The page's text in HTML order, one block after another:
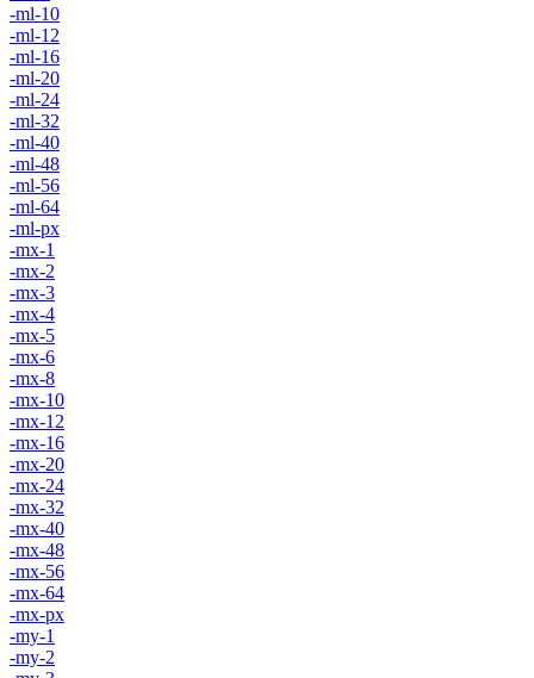
-ml-10
-ml-12
-ml-16
-ml-20
-ml-24
-ml-32
-ml-40
-ml-48
-ml-56
-ml-64
-ml-px
-mx-1
-mx-2
-mx-3
-mx-4
-mx-5
-mx-6
-mx-8
-mx-10
-mx-12
-mx-16
-mx-20
-mx-24
-mx-32
-mx-40
-mx-48
-mx-56
-mx-64
-mx-px
-my-1
-my-2